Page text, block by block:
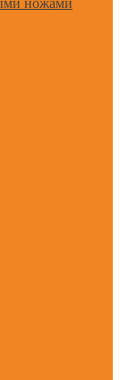
ножами